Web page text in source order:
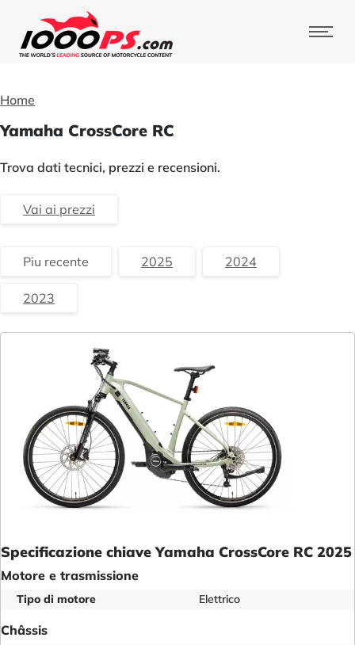
Home
Yamaha CrossCore RC
Trova dati tecnici, prezzi e recensioni.
Vai ai prezzi
Piu recente 2025 2024
2023
Specificazione chiave Yamaha CrossCore RC 2025
Motore e trasmissione
Tipo di motore Elettrico
Châssis